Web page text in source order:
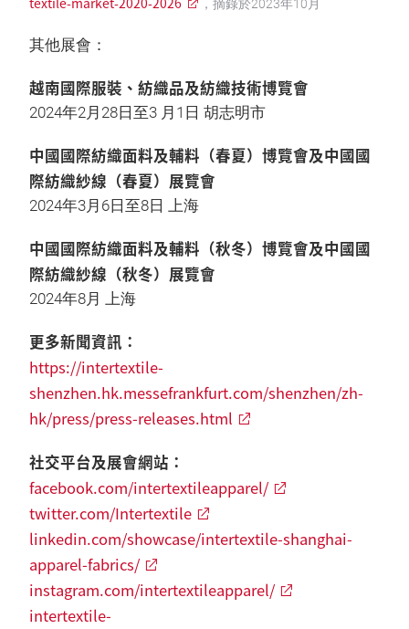
，摘錄於2023年10月
其他展會：
越南國際服裝、紡織品及紡織技術博覽會
2024年2月28日至3 月1日 胡志明市
中國國際紡織面料及輔料（春夏）博覽會及中國國
際紡織紗線（春夏）展覽會
2024年3月6日至8日 上海
中國國際紡織面料及輔料（秋冬）博覽會及中國國
際紡織紗線（秋冬）展覽會
2024年8月 上海
更多新聞資訊：
https://intertextile-
shenzhen.hk.messefrankfurt.com/shenzhen/zh-
hk/press/press-releases.html
社交平台及展會網站：
facebook.com/intertextileapparel/
twitter.com/Intertextile
linkedin.com/showcase/intertextile-shanghai-
apparel-fabrics/
instagram.com/intertextileapparel/
intertextile-